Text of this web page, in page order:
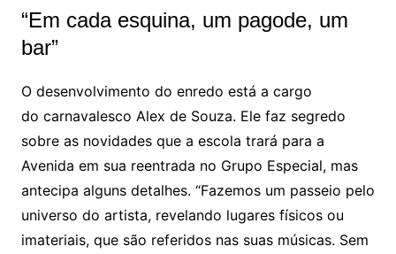
“Em cada esquina, um pagode, um
bar”
O desenvolvimento do enredo está a cargo
do carnavalesco Alex de Souza. Ele faz segredo
sobre as novidades que a escola trará para a
Avenida em sua reentrada no Grupo Especial, mas
antecipa alguns detalhes. “Fazemos um passeio pelo
universo do artista, revelando lugares físicos ou
imateriais, que são referidos nas suas músicas. Sem